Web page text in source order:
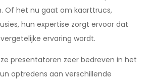
Of het nu gaat om kaarttrucs,
hun expertise zorgt ervoor dat
ervaring wordt.
presentatoren zeer bedreven in het
optredens aan verschillende